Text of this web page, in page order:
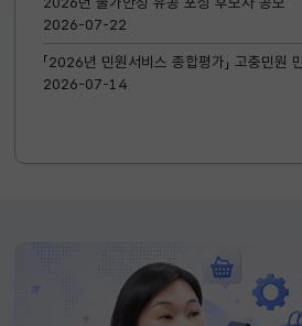
2026-07-22
「2026년 민원서비스 종합평가」 고충민
2026-07-14